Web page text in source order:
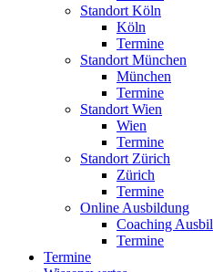
Standort Köln
Köln
Termine
Standort München
München
Termine
Standort Wien
Wien
Termine
Standort Zürich
Zürich
Termine
Online Ausbildung
Coaching
Termine
Termine